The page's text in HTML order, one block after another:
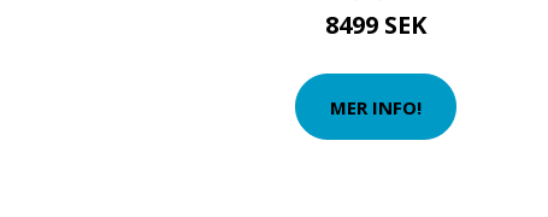
8499 SEK
MER INFO!